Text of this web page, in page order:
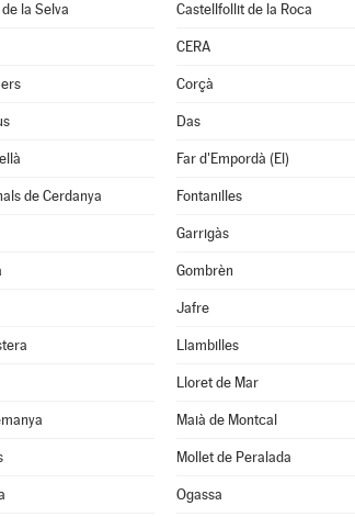
la Selva Castellfollit de la Roca
CERA
Corçà
Das
Far d'Empordà (El)
de Cerdanya Fontanilles
Garrigàs
Gombrèn
Jafre
Llambilles
Lloret de Mar
Maià de Montcal
Mollet de Peralada
Ogassa